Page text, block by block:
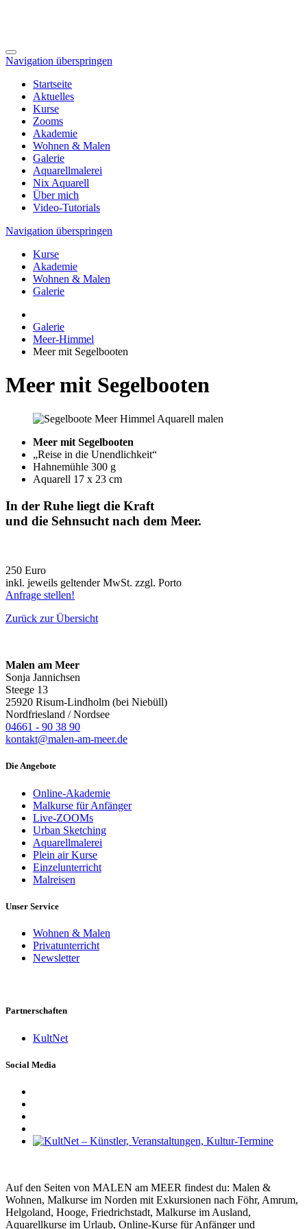
Navigation überspringen
Startseite
Aktuelles
Kurse
Zooms
Akademie
Wohnen & Malen
Galerie
Aquarellmalerei
Nix Aquarell
Über mich
Video-Tutorials
Navigation überspringen
Kurse
Akademie
Wohnen & Malen
Galerie
Galerie
Meer-Himmel
Meer mit Segelbooten
Meer mit Segelbooten
Meer mit Segelbooten
„Reise in die Unendlichkeit“
Hahnemühle 300 g
Aquarell 17 x 23 cm
In der Ruhe liegt die Kraft
und die Sehnsucht nach dem Meer.
250 Euro
inkl. jeweils geltender MwSt. zzgl. Porto
Anfrage stellen!
Zurück zur Übersicht
Malen am Meer
Sonja Jannichsen
Steege 13
25920 Risum-Lindholm (bei Niebüll)
Nordfriesland / Nordsee
04661 - 90 38 90
kontakt@malen-am-meer.de
Die Angebote
Online-Akademie
Malkurse für Anfänger
Live-ZOOMs
Urban Sketching
Aquarellmalerei
Plein air Kurse
Einzelunterricht
Malreisen
Unser Service
Wohnen & Malen
Privatunterricht
Newsletter
Partnerschaften
KultNet
Social Media
Auf den Seiten von MALEN am MEER findest du: Malen &
Wohnen, Malkurse im Norden mit Exkursionen nach Föhr, Amrum,
Helgoland, Hooge, Friedrichstadt, Malkurse im Ausland,
Aquarellkurse im Urlaub, Online-Kurse für Anfänger und